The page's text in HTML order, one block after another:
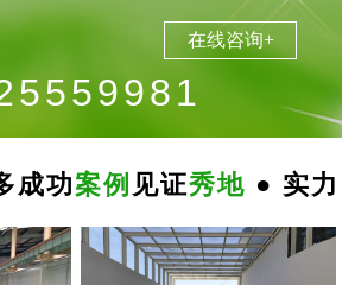
在线咨询+
成功案例 见证秀地 ● 实力
南
阳
地
下
停
车
场
无
震
防